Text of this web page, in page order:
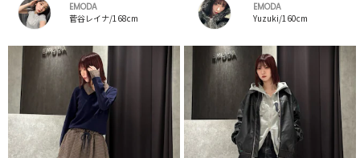
EMODA
菅谷レイナ/168cm
EMODA
Yuzuki/160cm